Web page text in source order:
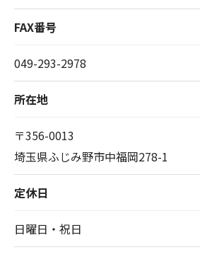
FAX番号
049-293-2978
所在地
〒356-0013
埼玉県ふじみ野市中福岡278-1
定休日
日曜日・祝日